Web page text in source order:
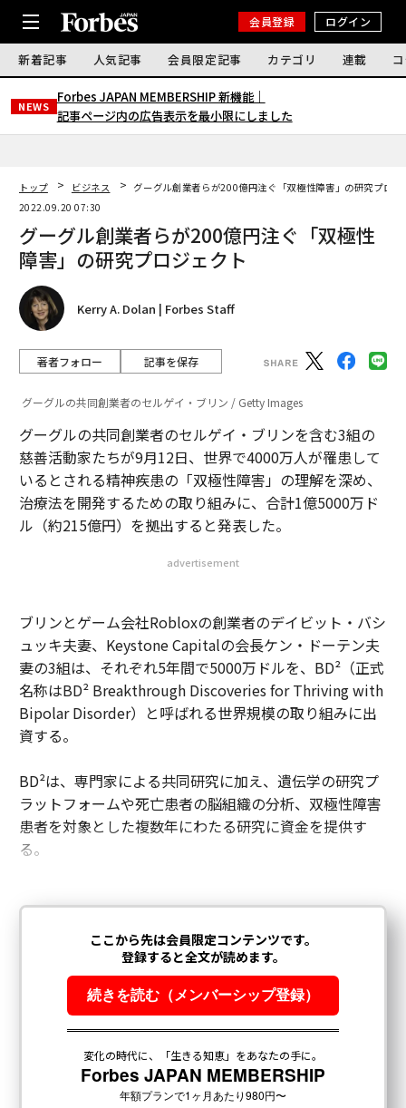
会員登録 ログイン
新着記事 人気記事 会員限定記事 カテゴリ 連載
NEWS
Forbes JAPAN MEMBERSHIP 新機能｜
記事ページ内の広告表示を最小限にしました
トップ ビジネス
グーグル創業者らが200億円注ぐ「双極性障害」の研究プロジ
2022.09.20 07:30
グーグル創業者らが200億円注ぐ「双極性
障害」の研究プロジェクト
Kerry A. Dolan | Forbes Staff
著者フォロー 記事を保存
グーグルの共同創業者のセルゲイ・ブリン / Getty Images
グーグルの共同創業者のセルゲイ・ブリンを含む3組の
慈善活動家たちが9月12日、世界で4000万人が罹患して
いるとされる精神疾患の「双極性障害」の理解を深め、
治療法を開発するための取り組みに、合計1億5000万ド
ル（約215億円）を拠出すると発表した。
advertisement
ブリンとゲーム会社Robloxの創業者のデイビット・バシ
ュッキ夫妻、Keystone Capitalの会長ケン・ドーテン夫
妻の3組は、それぞれ5年間で5000万ドルを、BD²（正式
名称はBD² Breakthrough Discoveries for Thriving with
Bipolar Disorder）と呼ばれる世界規模の取り組みに出
資する。
BD²は、専門家による共同研究に加え、遺伝学の研究プ
ラットフォームや死亡患者の脳組織の分析、双極性障害
患者を対象とした複数年にわたる研究に資金を提供す
る。